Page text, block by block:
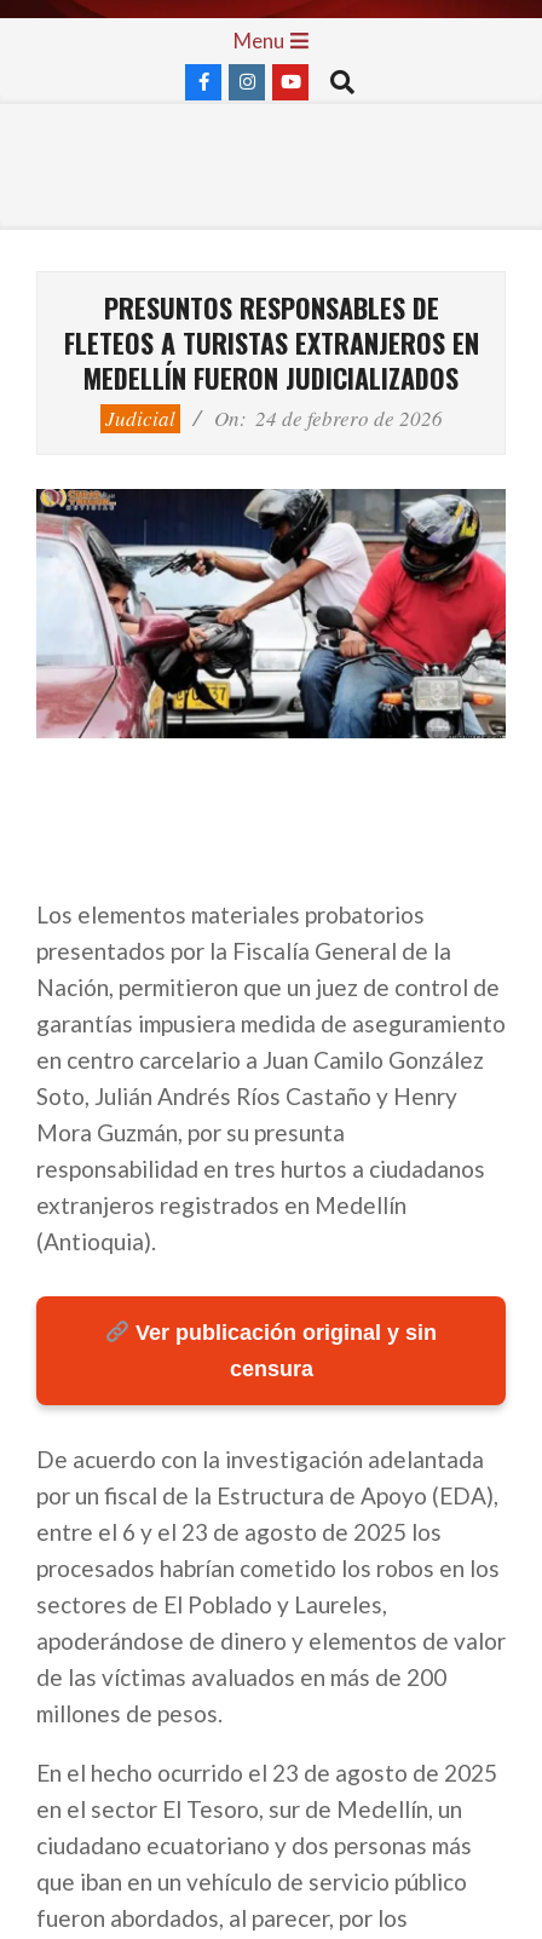
Skip
Menu
Search
PRESUNTOS RESPONSABLES DE
FLETEOS A TURISTAS EXTRANJEROS EN
MEDELLÍN FUERON JUDICIALIZADOS
Judicial On: 24 de febrero de 2026
Los elementos materiales probatorios
presentados por la Fiscalía General de la
Nación, permitieron que un juez de control de
garantías impusiera medida de aseguramiento
en centro carcelario a Juan Camilo González
Soto, Julián Andrés Ríos Castaño y Henry
Mora Guzmán, por su presunta
responsabilidad en tres hurtos a ciudadanos
extranjeros registrados en Medellín
(Antioquia).
Ver publicación original y sin
censura
De acuerdo con la investigación adelantada
por un fiscal de la Estructura de Apoyo (EDA),
entre el 6 y el 23 de agosto de 2025 los
procesados habrían cometido los robos en los
sectores de El Poblado y Laureles,
apoderándose de dinero y elementos de valor
de las víctimas avaluados en más de 200
millones de pesos.
En el hecho ocurrido el 23 de agosto de 2025
en el sector El Tesoro, sur de Medellín, un
ciudadano ecuatoriano y dos personas más
que iban en un vehículo de servicio público
fueron abordados, al parecer, por los